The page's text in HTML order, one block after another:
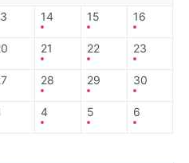
14 15 16
21 22 23
28 29 30
4 5 6